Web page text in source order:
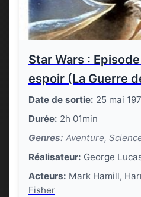
Star Wars :
espoir (La Guerre
Date de sortie: 25 mai
Durée: 2h 01min
Genres: Aventure,
Réalisateur: George
Acteurs: Mark Hamill,
Fisher